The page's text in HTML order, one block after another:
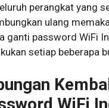
perangkat yang
ulang
ganti password WiFi
setiap beberapa